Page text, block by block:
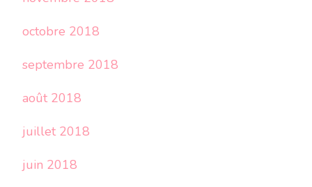
octobre 2018
septembre 2018
août 2018
juillet 2018
juin 2018